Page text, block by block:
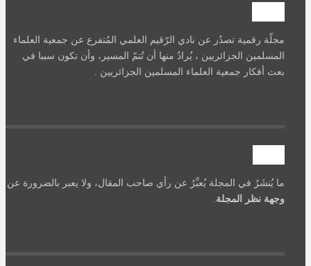
مجلّة رقمية تصدُر عن نادي الرّقيم العلمي المُتفرع عن جمعية العلماء
المسلمين الجزائريين ، يُرادُ منها أن تُتمّ المسير، وأن تكون سببا في
بعث أفكار جمعية العلماء المسلمين الجزائريين .
ما يُنشَرُ في المجلة يُعبِّرُ عن رأي صاحب المقال، ولا يعبر بالضرورة عن
وجهة نظر المجلة